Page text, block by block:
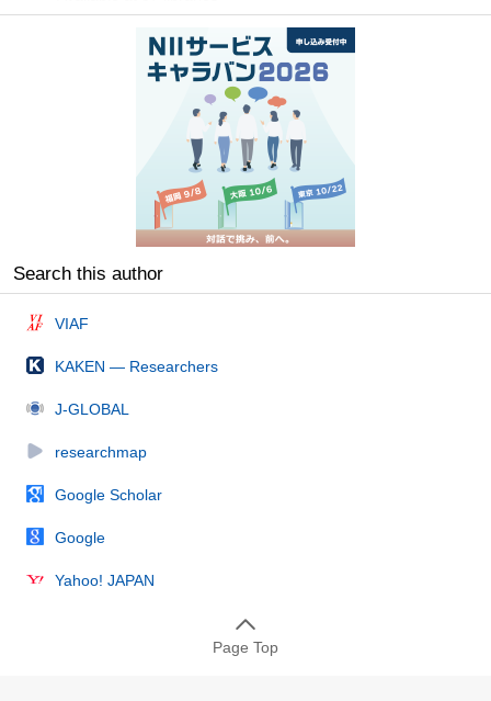
Search this author
VIAF
KAKEN — Researchers
J-GLOBAL
researchmap
Google Scholar
Google
Yahoo! JAPAN
Page Top